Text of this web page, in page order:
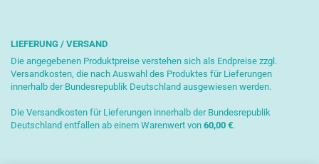
LIEFERUNG / VERSAND
Die angegebenen Produktpreise verstehen sich als Endpreise zzgl.
Versandkosten, die nach Auswahl des Produktes für Lieferungen
innerhalb der Bundesrepublik Deutschland ausgewiesen werden.
Die Versandkosten für Lieferungen innerhalb der Bundesrepublik
Deutschland entfallen ab einem Warenwert von 60,00 €.